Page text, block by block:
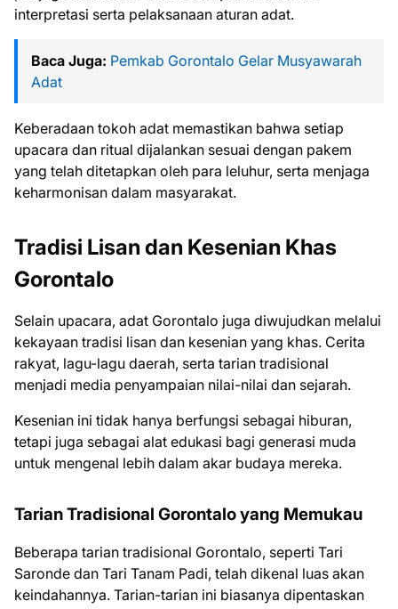
interpretasi serta pelaksanaan aturan adat.
Baca Juga: Pemkab Gorontalo Gelar Musyawarah
Adat
Keberadaan tokoh adat memastikan bahwa setiap
upacara dan ritual dijalankan sesuai dengan pakem
yang telah ditetapkan oleh para leluhur, serta menjaga
keharmonisan dalam masyarakat.
Tradisi Lisan dan Kesenian Khas
Gorontalo
Selain upacara, adat Gorontalo juga diwujudkan melalui
kekayaan tradisi lisan dan kesenian yang khas. Cerita
rakyat, lagu-lagu daerah, serta tarian tradisional
menjadi media penyampaian nilai-nilai dan sejarah.
Kesenian ini tidak hanya berfungsi sebagai hiburan,
tetapi juga sebagai alat edukasi bagi generasi muda
untuk mengenal lebih dalam akar budaya mereka.
Tarian Tradisional Gorontalo yang Memukau
Beberapa tarian tradisional Gorontalo, seperti Tari
Saronde dan Tari Tanam Padi, telah dikenal luas akan
keindahannya. Tarian-tarian ini biasanya dipentaskan